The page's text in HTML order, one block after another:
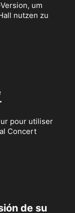
um
nutzen zu
pour utiliser
Concert
de su